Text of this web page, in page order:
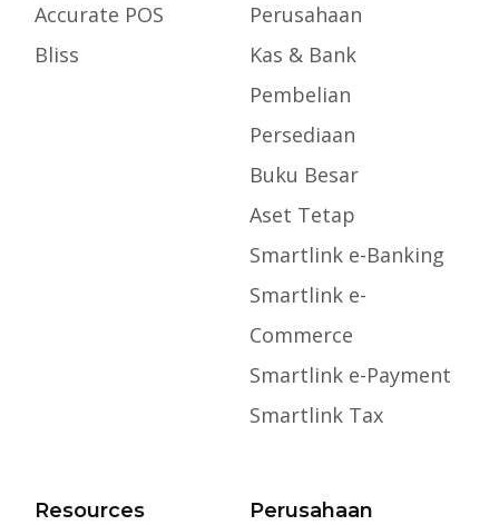
Accurate POS
Bliss
Perusahaan
Kas & Bank
Pembelian
Persediaan
Buku Besar
Aset Tetap
Smartlink e-Banking
Smartlink e-
Commerce
Smartlink e-Payment
Smartlink Tax
Resources Perusahaan